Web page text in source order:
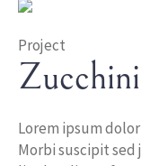
Project
Lorem ipsum
Morbi suscipit